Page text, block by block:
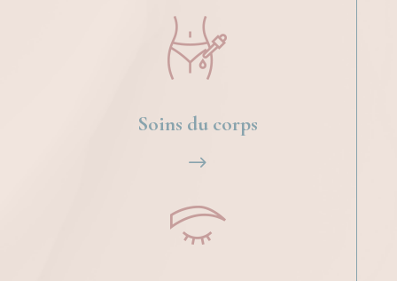
Soins du corps
$